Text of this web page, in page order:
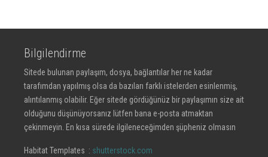
Bilgilendirme
Sitede bulunan paylaşım, dosya, bağlantılar her ne kadar
tarafımdan yapılmış olsa da bazıları farklı istelerden esinlenmiş,
alıntılanmış olabilir. Eğer sitede gördüğünüz bir paylaşımın size ait
olduğunu düşünüyorsanız lütfen bana e-posta atmaktan
çekinmeyin. En kısa sürede ilgileneceğimden şüpheniz olmasın
Habitat Templates : shutterstock.com